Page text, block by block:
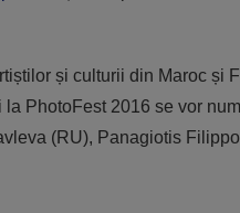
și culturii din Maroc și
PhotoFest 2016 se vor
(RU), Panagiotis